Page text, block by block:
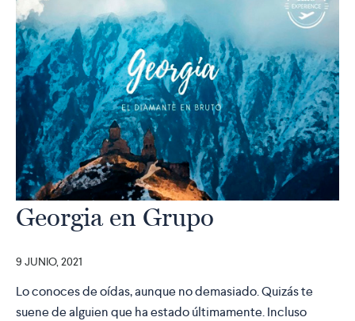
Georgia en Grupo
9 JUNIO, 2021
Lo conoces de oídas, aunque no demasiado. Quizás te
suene de alguien que ha estado últimamente. Incluso